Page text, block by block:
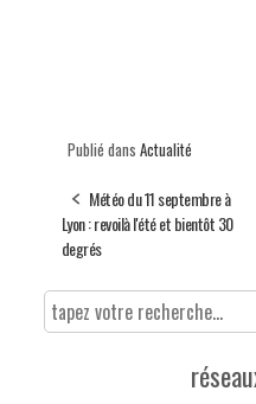
Publié dans Actualité
Météo du 11 septembre à
Lyon : revoilà l'été et bientôt 30
degrés